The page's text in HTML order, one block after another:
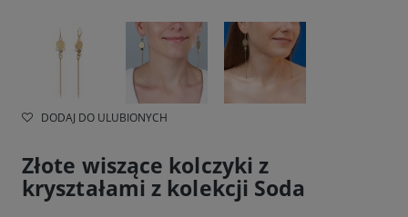
DODAJ DO ULUBIONYCH
Złote wiszące kolczyki z
kryształami z kolekcji Soda